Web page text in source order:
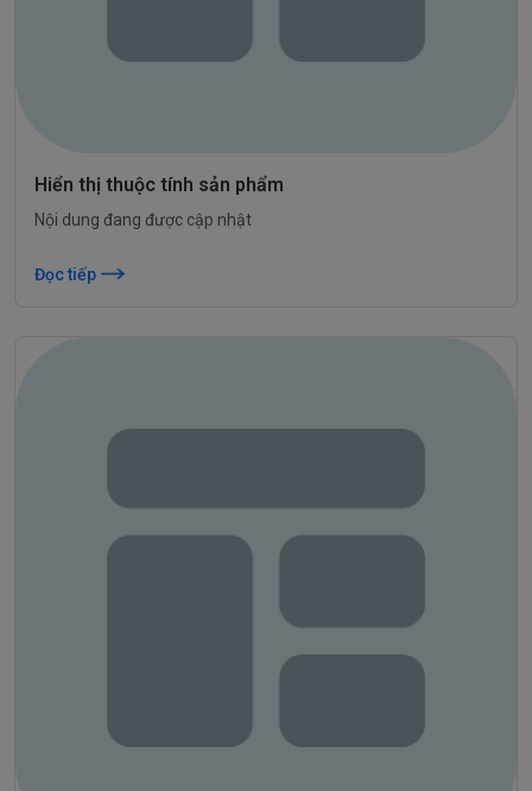
Hiển thị thuộc tính sản phẩm
Nội dung đang được cập nhật
Đọc tiếp